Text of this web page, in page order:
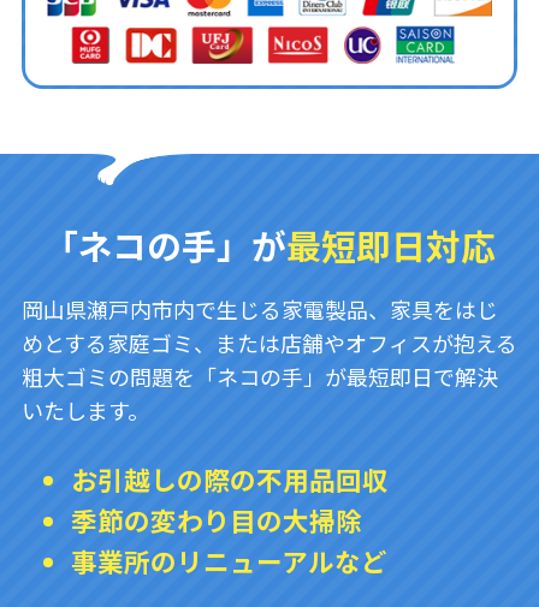
「ネコの手」が最短即日対応
岡山県瀬戸内市内で生じる家電製品、家具をはじ
めとする家庭ゴミ、または店舗やオフィスが抱える
粗大ゴミの問題を「ネコの手」が最短即日で解決
いたします。
お引越しの際の不用品回収
季節の変わり目の大掃除
事業所のリニューアルなど